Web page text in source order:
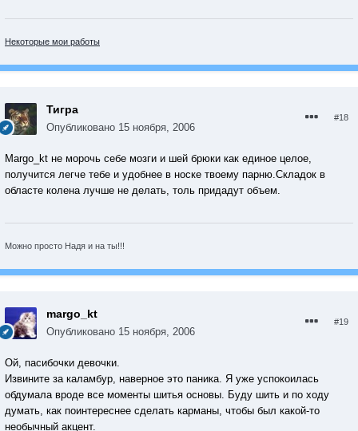
Некоторые мои работы
Тигра
Опубликовано 15 ноября, 2006
#18
Margo_kt не морочь себе мозги и шей брюки как единое целое,
получится легче тебе и удобнее в носке твоему парню.Складок в
областе колена лучше не делать, толь придадут объем.
Можно просто Надя и на ты!!!
margo_kt
Опубликовано 15 ноября, 2006
#19
Ой, пасибочки девочки.
Извините за каламбур, наверное это паника. Я уже успокоилась
обдумала вроде все моменты шитья основы. Буду шить и по ходу
думать, как поинтереснее сделать карманы, чтобы был какой-то
необычный акцент.